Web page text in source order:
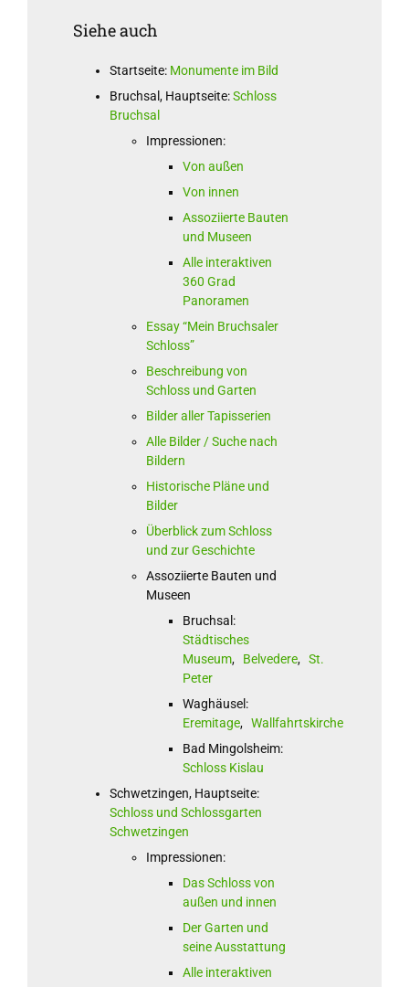
Siehe auch
Startseite: Monumente im Bild
Bruchsal, Hauptseite:Schloss
Bruchsal
Impressionen:
Von außen
Von innen
Assoziierte Bauten
und Museen
Alle interaktiven
360 Grad
Panoramen
Essay “Mein Bruchsaler
Schloss”
Beschreibung von
Schloss und Garten
Bilder aller Tapisserien
Alle Bilder / Suche nach
Bildern
Historische Pläne und
Bilder
Überblick zum Schloss
und zur Geschichte
Assoziierte Bauten und
Museen
Bruchsal:
Städtisches
Museum, Belvedere, St.
Peter
Waghäusel:
Eremitage, Wallfahrtskirche
Bad Mingolsheim:
Schloss Kislau
Schwetzingen, Hauptseite:
Schloss und Schlossgarten
Schwetzingen
Impressionen:
Das Schloss von
außen und innen
Der Garten und
seine Ausstattung
Alle interaktiven